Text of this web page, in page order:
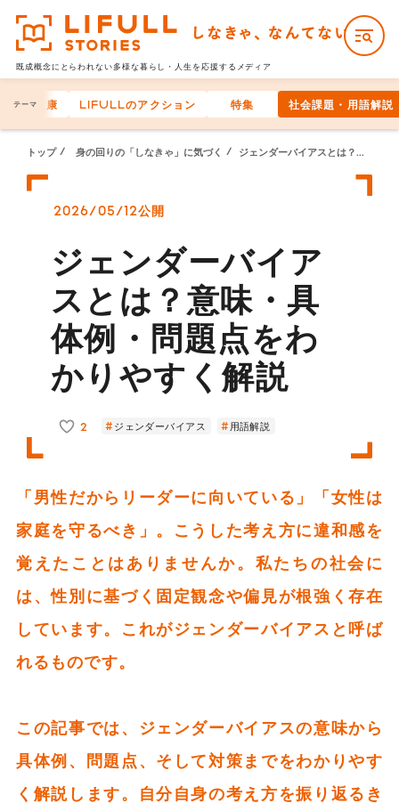
既成概念にとらわれない多様な暮らし・人生を応援するメディア
テーマ
体の健康 LIFULLのアクション 特集 社会課題・用語解説
トップ 身の回りの「しなきゃ」に気づく ジェンダーバイアスとは？意味・具体例・問題点をわかりやすく解説
2026/05/12公開
ジェンダーバイア
スとは？意味・具
体例・問題点をわ
かりやすく解説
2 ジェンダーバイアス 用語解説
「男性だからリーダーに向いている」「女性は
家庭を守るべき」。こうした考え方に違和感を
覚えたことはありませんか。私たちの社会に
は、性別に基づく固定観念や偏見が根強く存在
しています。これがジェンダーバイアスと呼ば
れるものです。
この記事では、ジェンダーバイアスの意味から
具体例、問題点、そして対策までをわかりやす
く解説します。自分自身の考え方を振り返るき